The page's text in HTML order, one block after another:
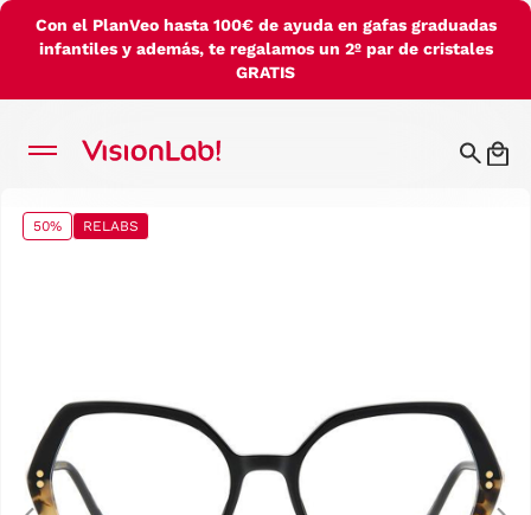
Con el PlanVeo hasta 100€ de ayuda en gafas graduadas
infantiles y además, te regalamos un 2º par de cristales
GRATIS
50% RELABS